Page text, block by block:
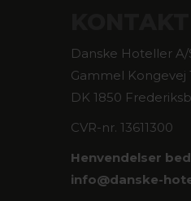
Danske Hoteller A/
Gammel Kongevej
DK 1850
CVR-nr. 13611300
Henvendelser
info@danske-